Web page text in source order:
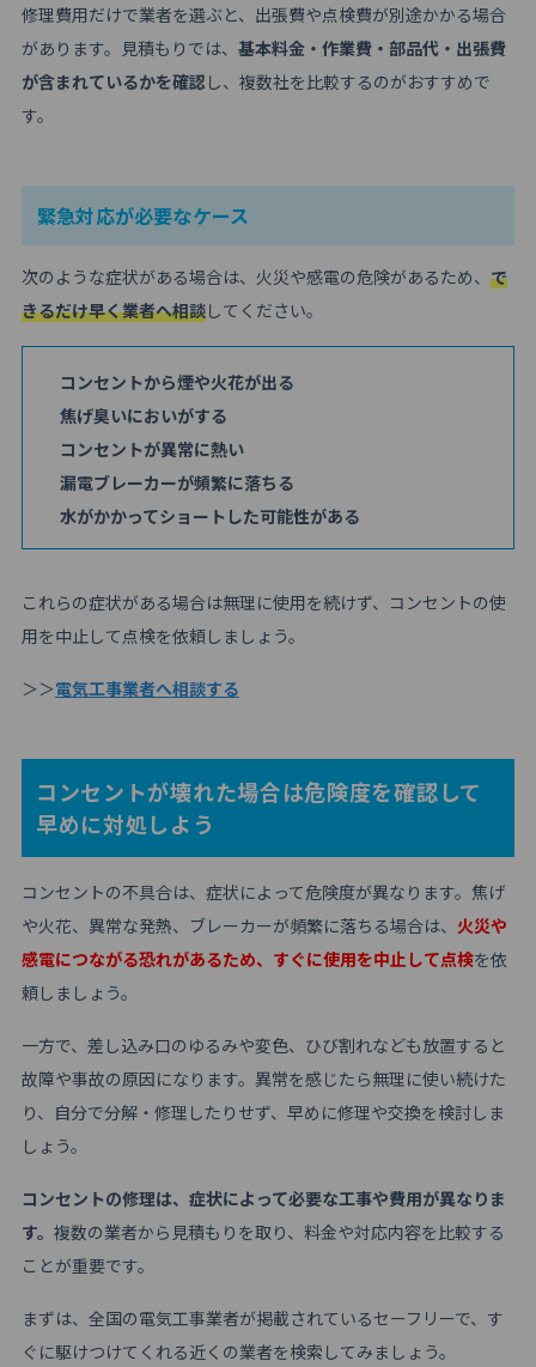
修理費用だけで業者を選ぶと、出張費や点検費が別途かかる場合
があります。見積もりでは、 基本料金・作業費・部品代・出張費
が含まれているかを確認 し、複数社を比較するのがおすすめで
す。
緊急対応が必要なケース
次のような症状がある場合は、火災や感電の危険があるため、 で
きるだけ早く業者へ相談してください。
コンセントから煙や火花が出る
焦げ臭いにおいがする
コンセントが異常に熱い
漏電ブレーカーが頻繁に落ちる
水がかかってショートした可能性がある
これらの症状がある場合は無理に使用を続けず、コンセントの使
用を中止して点検を依頼しましょう。
＞＞電気工事業者へ相談する
コンセントが壊れた場合は危険度を確認して
早めに対処しよう
コンセントの不具合は、症状によって危険度が異なります。焦げ
や火花、異常な発熱、ブレーカーが頻繁に落ちる場合は、 火災や
感電につながる恐れがあるため、すぐに使用を中止して点検を依
頼しましょう。
一方で、差し込み口のゆるみや変色、ひび割れなども放置すると
故障や事故の原因になります。異常を感じたら無理に使い続けた
り、自分で分解・修理したりせず、早めに修理や交換を検討しま
しょう。
コンセントの修理は、症状によって必要な工事や費用が異なりま
す。 複数の業者から見積もりを取り、料金や対応内容を比較する
ことが重要です。
まずは、全国の電気工事業者が掲載されているセーフリーで、す
ぐに駆けつけてくれる近くの業者を検索してみましょう。